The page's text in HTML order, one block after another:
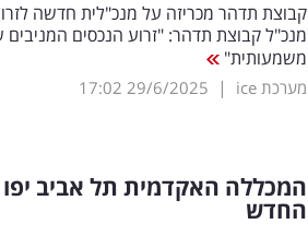
קבוצת תדהר מכריזה על מנכ"לית חדשה
מנכ"ל קבוצת תדהר: "זרוע הנכסים
משמעותית"
מערכת ice |
29/6/2025
17:02
המכללה האקדמית תל אביב יפו
החדש